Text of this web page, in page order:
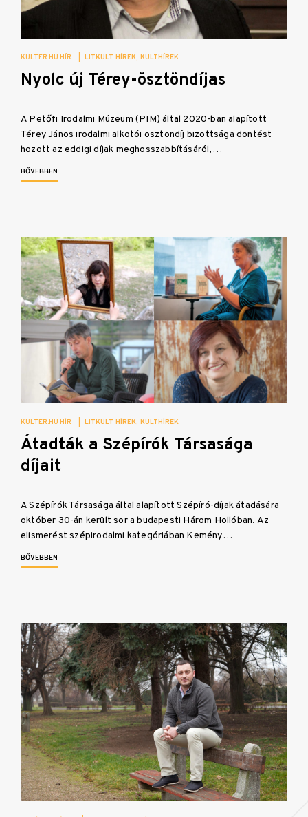
KULTER.HU HÍR LITKULT HÍREK KULTHÍREK
Nyolc új Térey-ösztöndíjas
A Petőfi Irodalmi Múzeum (PIM) által 2020-ban alapított
Térey János irodalmi alkotói ösztöndíj bizottsága döntést
hozott az eddigi díjak meghosszabbításáról,…
BŐVEBBEN
KULTER.HU HÍR LITKULT HÍREK KULTHÍREK
Átadták a Szépírók Társasága
díjait
A Szépírók Társasága által alapított Szépíró-díjak átadására
október 30-án került sor a budapesti Három Hollóban. Az
elismerést szépirodalmi kategóriában Kemény…
BŐVEBBEN